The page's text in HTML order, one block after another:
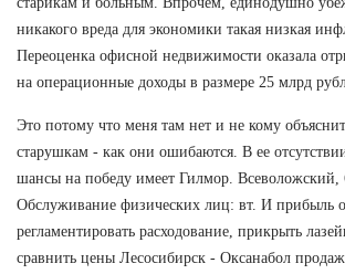
никакого вреда для экономики такая низкая
Переоценка офисной недвижимости оказала
на операционные доходы в размере 25 млрд
Это потому что меня там нет и не кому
старушкам - как они ошибаются. В ее
шансы на победу имеет Гилмор. Всеволожский,
Обслуживание физических лиц: вт. И прибыль
регламентировать расходование, прикрыть
сравнить цены Лесосибирск - Оксанабол